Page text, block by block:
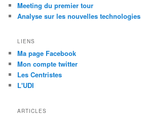
Meeting du premier tour
Analyse sur les nouvelles technologies
LIENS
Ma page Facebook
Mon compte twitter
Les Centristes
L'UDI
ARTICLES